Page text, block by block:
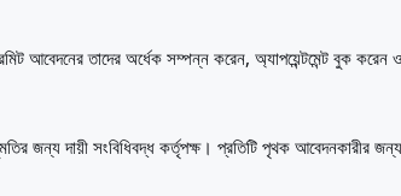
আবেদনের তাদের অর্ধেক সম্পন্ন করেন, অ্যাপয়েন্টমেন্ট বুক করেন
দায়ী সংবিধিবদ্ধ কর্তৃপক্ষ। প্রতিটি পৃথক আবেদনকারীর জন্য